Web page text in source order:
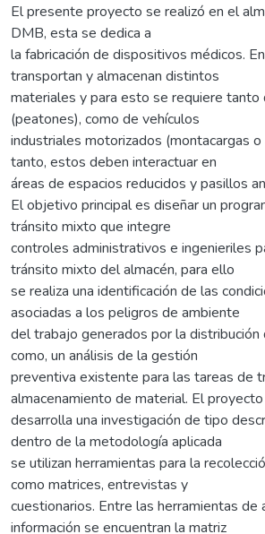
El presente proyecto se realizó en el
DMB, esta se dedica a
la fabricación de dispositivos médicos.
transportan y almacenan distintos
materiales y para esto se requiere tanto
(peatones), como de vehículos
industriales motorizados (montacargas
tanto, estos deben interactuar en
áreas de espacios reducidos y pasillos
El objetivo principal es diseñar un
tránsito mixto que integre
controles administrativos e ingenieriles
tránsito mixto del almacén, para ello
se realiza una identificación de las
asociadas a los peligros de ambiente
del trabajo generados por la distribución
como, un análisis de la gestión
preventiva existente para las tareas de
almacenamiento de material. El proyecto
desarrolla una investigación de tipo
dentro de la metodología aplicada
se utilizan herramientas para la
como matrices, entrevistas y
cuestionarios. Entre las herramientas de
información se encuentran la matriz